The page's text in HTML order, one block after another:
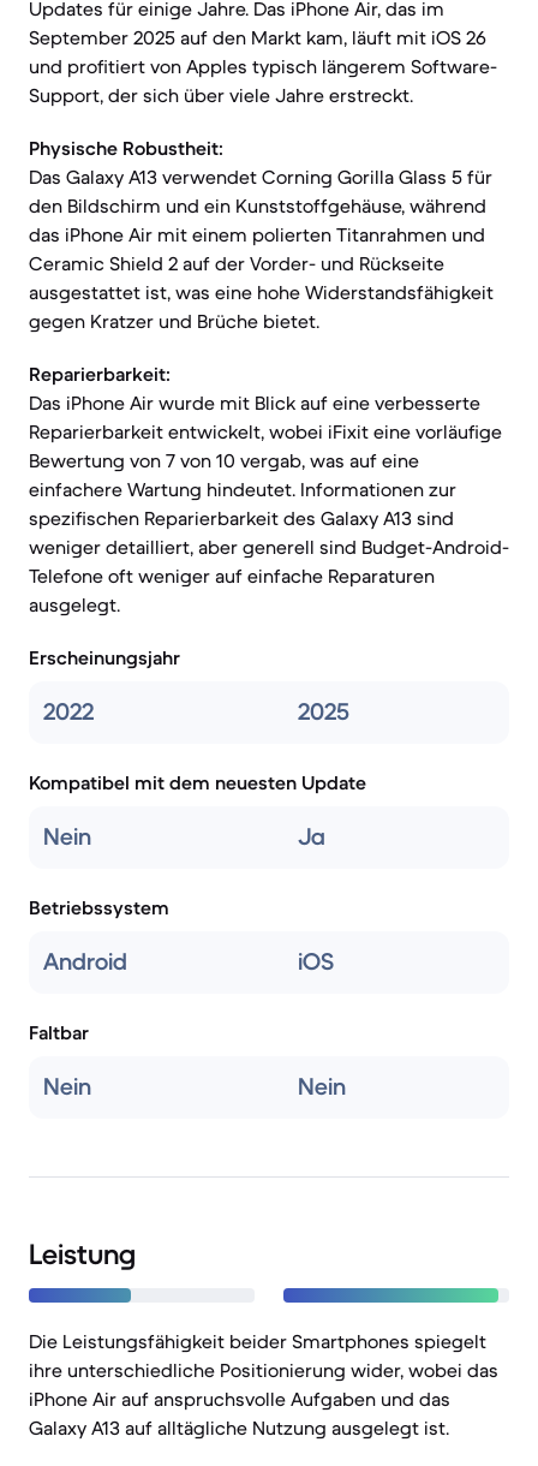
Updates für einige Jahre. Das iPhone Air, das im
September 2025 auf den Markt kam, läuft mit iOS 26
und profitiert von Apples typisch längerem Software-
Support, der sich über viele Jahre erstreckt.
Physische Robustheit:
Das Galaxy A13 verwendet Corning Gorilla Glass 5 für
den Bildschirm und ein Kunststoffgehäuse, während
das iPhone Air mit einem polierten Titanrahmen und
Ceramic Shield 2 auf der Vorder- und Rückseite
ausgestattet ist, was eine hohe Widerstandsfähigkeit
gegen Kratzer und Brüche bietet.
Reparierbarkeit:
Das iPhone Air wurde mit Blick auf eine verbesserte
Reparierbarkeit entwickelt, wobei iFixit eine vorläufige
Bewertung von 7 von 10 vergab, was auf eine
einfachere Wartung hindeutet. Informationen zur
spezifischen Reparierbarkeit des Galaxy A13 sind
weniger detailliert, aber generell sind Budget-Android-
Telefone oft weniger auf einfache Reparaturen
ausgelegt.
Erscheinungsjahr
2022 2025
Kompatibel mit dem neuesten Update
Nein Ja
Betriebssystem
Android iOS
Faltbar
Nein Nein
Leistung
Die Leistungsfähigkeit beider Smartphones spiegelt
ihre unterschiedliche Positionierung wider, wobei das
iPhone Air auf anspruchsvolle Aufgaben und das
Galaxy A13 auf alltägliche Nutzung ausgelegt ist.